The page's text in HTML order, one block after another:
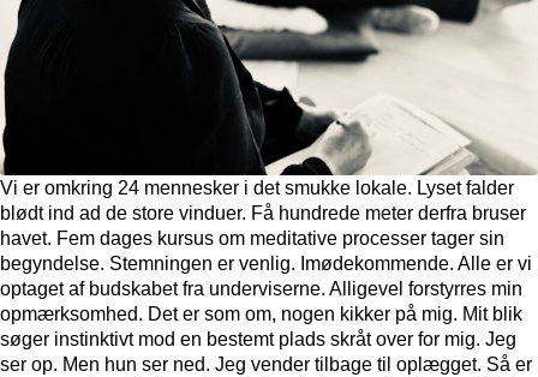
Vi er omkring 24 mennesker i det smukke lokale. Lyset falder
blødt ind ad de store vinduer. Få hundrede meter derfra bruser
havet. Fem dages kursus om meditative processer tager sin
begyndelse. Stemningen er venlig. Imødekommende. Alle er vi
optaget af budskabet fra underviserne. Alligevel forstyrres min
opmærksomhed. Det er som om, nogen kikker på mig. Mit blik
søger instinktivt mod en bestemt plads skråt over for mig. Jeg
ser op. Men hun ser ned. Jeg vender tilbage til oplægget. Så er